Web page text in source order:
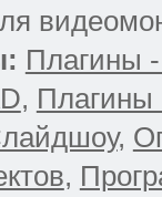
Плагины
, Плагины
,
,